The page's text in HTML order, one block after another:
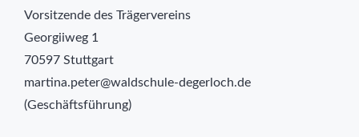
Vorsitzende des Trägervereins
Georgiiweg 1
70597 Stuttgart
martina.peter@waldschule-degerloch.de
(Geschäftsführung)